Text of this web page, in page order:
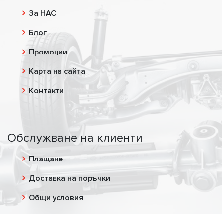
За НАС
Блог
Промоции
Карта на сайта
Контакти
Обслужване на клиенти
Плащане
Доставка на поръчки
Общи условия